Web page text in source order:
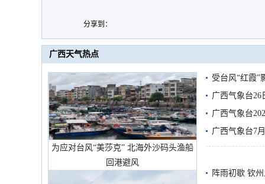
分享到：
广西天气热点
为应对台风“美莎克” 北海外沙码头渔船
回港避风
受台风“红霞”
有较强降雨
广西气象台26
广西气象台
预警
广西气象台7
阵雨初歇 钦